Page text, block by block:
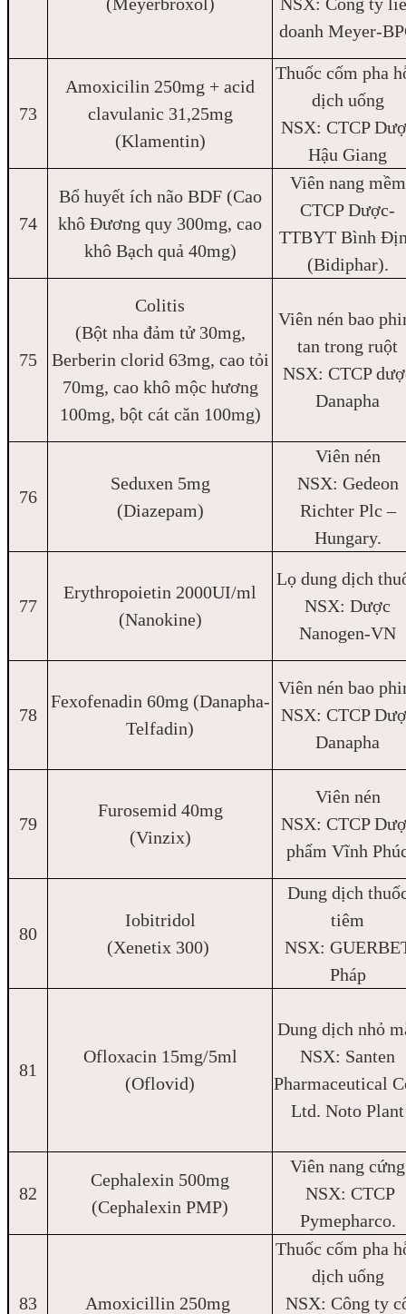
doanh Meyer-
73
Amoxicilin 250mg + acid
clavulanic 31,25mg
(Klamentin)
Thuốc cốm pha
dịch uống
NSX: CTCP
Hậu Giang
74
Bổ huyết ích não BDF (Cao
khô Đương quy 300mg, cao
khô Bạch quả 40mg)
Viên nang mềm
CTCP Dược-
TTBYT Bình
(Bidiphar).
75
Colitis
(Bột nha đảm tử 30mg,
Berberin clorid 63mg, cao tỏi
70mg, cao khô mộc hương
100mg, bột cát căn 100mg)
Viên nén bao
tan trong ruột
NSX: CTCP
Danapha
76
Seduxen 5mg
(Diazepam)
Viên nén
NSX: Gedeon
Richter Plc –
Hungary.
77
Erythropoietin 2000UI/ml
(Nanokine)
Lọ dung dịch
NSX: Dược
Nanogen-VN
78
Fexofenadin 60mg (Danapha-
Telfadin)
Viên nén bao
NSX: CTCP
Danapha
79
Furosemid 40mg
(Vinzix)
Viên nén
NSX: CTCP
phẩm Vĩnh
80
Iobitridol
(Xenetix 300)
Dung dịch
tiêm
NSX:
Pháp
81
Ofloxacin 15mg/5ml
(Oflovid)
Dung dịch nhỏ
NSX: Santen
Pharmaceutical
Ltd. Noto Plant
82
Cephalexin 500mg
(Cephalexin PMP)
Viên nang cứng
NSX: CTCP
Pymepharco.
83 Amoxicillin 250mg
Thuốc cốm pha
dịch uống
NSX: Công ty